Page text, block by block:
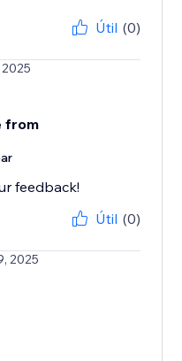
Útil (0)
from
feedback!
Útil (0)
2025